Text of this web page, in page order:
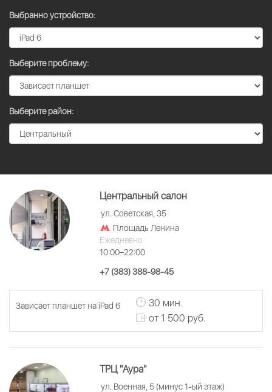
Выбранно устройство:
Выберите проблему:
Выберите район:
Центральный салон
ул. Советская, 35
Площадь Ленина
Ежедневно
10:00–22:00
+7 (383) 388-98-45
Зависает планшет на iPad 6
30 мин.
от 1 500 руб.
ТРЦ "Аура"
ул. Военная, 5 (минус 1-ый этаж)